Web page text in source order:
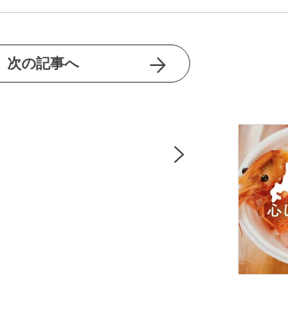
次の記事へ